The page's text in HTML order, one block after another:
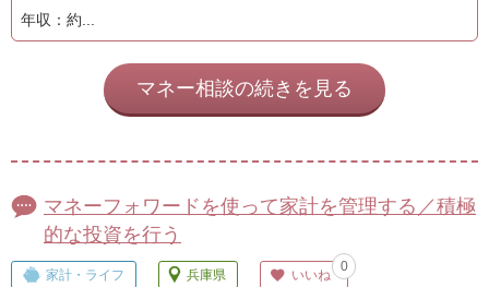
年収：約...
マネー相談の続きを見る
マネーフォワードを使って家計を管理する／積極
的な投資を行う
家計・ライフ 兵庫県 いいね
0